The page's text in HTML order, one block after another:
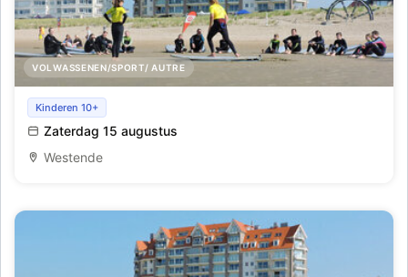
VOLWASSENEN/SPORT/ AUTRE
Initiatie golfsurfen te Westende
Kinderen 10+
Zaterdag 15 augustus
Westende